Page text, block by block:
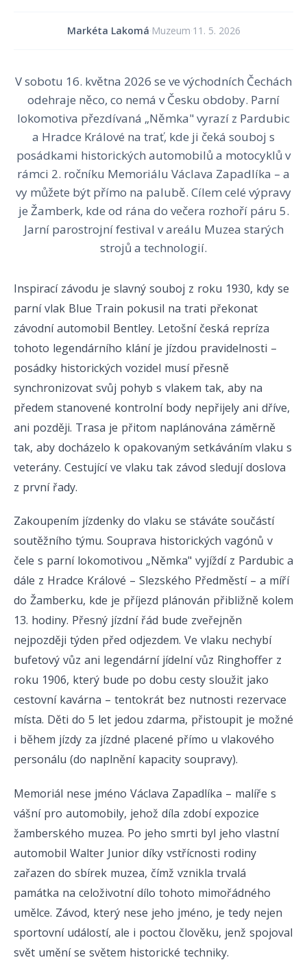
Markéta Lakomá Muzeum 11. 5. 2026
V sobotu 16. května 2026 se ve východních Čechách
odehraje něco, co nemá v Česku obdoby. Parní
lokomotiva přezdívaná „Němka" vyrazí z Pardubic
a Hradce Králové na trať, kde ji čeká souboj s
posádkami historických automobilů a motocyklů v
rámci 2. ročníku Memoriálu Václava Zapadlíka – a
vy můžete být přímo na palubě. Cílem celé výpravy
je Žamberk, kde od rána do večera rozhoří páru 5.
Jarní parostrojní festival v areálu Muzea starých
strojů a technologií.
Inspirací závodu je slavný souboj z roku 1930, kdy se
parní vlak Blue Train pokusil na trati překonat
závodní automobil Bentley. Letošní česká repríza
tohoto legendárního klání je jízdou pravidelnosti –
posádky historických vozidel musí přesně
synchronizovat svůj pohyb s vlakem tak, aby na
předem stanovené kontrolní body nepřijely ani dříve,
ani později. Trasa je přitom naplánována záměrně
tak, aby docházelo k opakovaným setkáváním vlaku s
veterány. Cestující ve vlaku tak závod sledují doslova
z první řady.
Zakoupením jízdenky do vlaku se stáváte součástí
soutěžního týmu. Souprava historických vagónů v
čele s parní lokomotivou „Němka" vyjíždí z Pardubic a
dále z Hradce Králové – Slezského Předměstí – a míří
do Žamberku, kde je příjezd plánován přibližně kolem
13. hodiny. Přesný jízdní řád bude zveřejněn
nejpozději týden před odjezdem. Ve vlaku nechybí
bufetový vůz ani legendární jídelní vůz Ringhoffer z
roku 1906, který bude po dobu cesty sloužit jako
cestovní kavárna – tentokrát bez nutnosti rezervace
místa. Děti do 5 let jedou zdarma, přistoupit je možné
i během jízdy za jízdné placené přímo u vlakového
personálu (do naplnění kapacity soupravy).
Memoriál nese jméno Václava Zapadlíka – malíře s
vášní pro automobily, jehož díla zdobí expozice
žamberského muzea. Po jeho smrti byl jeho vlastní
automobil Walter Junior díky vstřícnosti rodiny
zařazen do sbírek muzea, čímž vznikla trvalá
památka na celoživotní dílo tohoto mimořádného
umělce. Závod, který nese jeho jméno, je tedy nejen
sportovní událostí, ale i poctou člověku, jenž spojoval
svět umění se světem historické techniky.